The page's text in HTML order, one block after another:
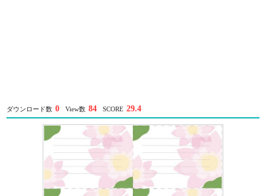
ダウンロード数 0 View数 84 SCORE 29.4